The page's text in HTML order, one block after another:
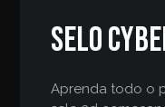
Selo
Aprenda todo o